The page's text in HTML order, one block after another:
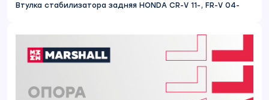
Втулка стабилизатора задняя HONDA CR-V 11-, FR-V 04-